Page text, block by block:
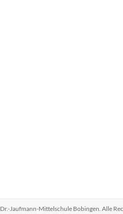
Dr.-Jaufmann-Mittelschule Bobingen. Alle